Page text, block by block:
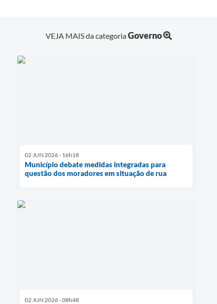
VEJA MAIS da categoriaGoverno
02 JUN 2026 - 16h18
Município debate medidas integradas para
questão dos moradores em situação de rua
02 JUN 2026 - 08h48